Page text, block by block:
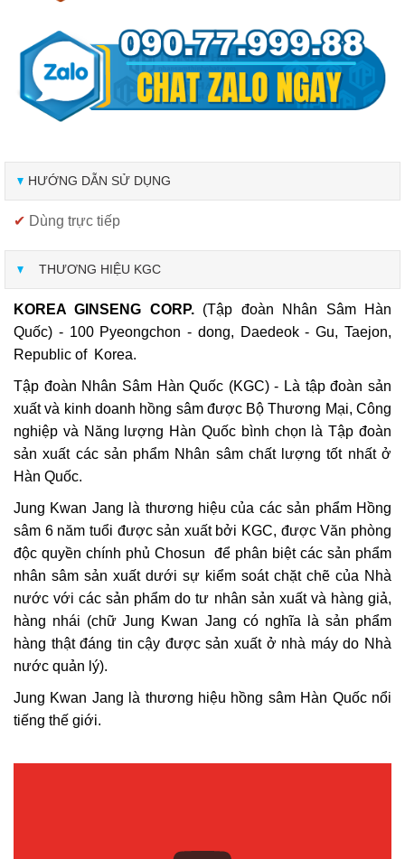
HƯỚNG DẪN SỬ DỤNG
✔ Dùng trực tiếp
THƯƠNG HIỆU KGC
KOREA GINSENG CORP. (Tập đoàn Nhân Sâm Hàn
Quốc) - 100 Pyeongchon - dong, Daedeok - Gu, Taejon,
Republic of Korea.
Tập đoàn Nhân Sâm Hàn Quốc (KGC) - Là tập đoàn sản
xuất và kinh doanh hồng sâm được Bộ Thương Mại, Công
nghiệp và Năng lượng Hàn Quốc bình chọn là Tập đoàn
sản xuất các sản phẩm Nhân sâm chất lượng tốt nhất ở
Hàn Quốc.
Jung Kwan Jang là thương hiệu của các sản phẩm Hồng
sâm 6 năm tuổi được sản xuất bởi KGC, được Văn phòng
độc quyền chính phủ Chosun để phân biệt các sản phẩm
nhân sâm sản xuất dưới sự kiểm soát chặt chẽ của Nhà
nước với các sản phẩm do tư nhân sản xuất và hàng giả,
hàng nhái (chữ Jung Kwan Jang có nghĩa là sản phẩm
hàng thật đáng tin cậy được sản xuất ở nhà máy do Nhà
nước quản lý).
Jung Kwan Jang là thương hiệu hồng sâm Hàn Quốc nổi
tiếng thế giới.